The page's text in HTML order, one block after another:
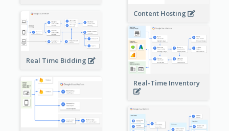
Content Hosting
Real Time Bidding
Real-Time Inventory